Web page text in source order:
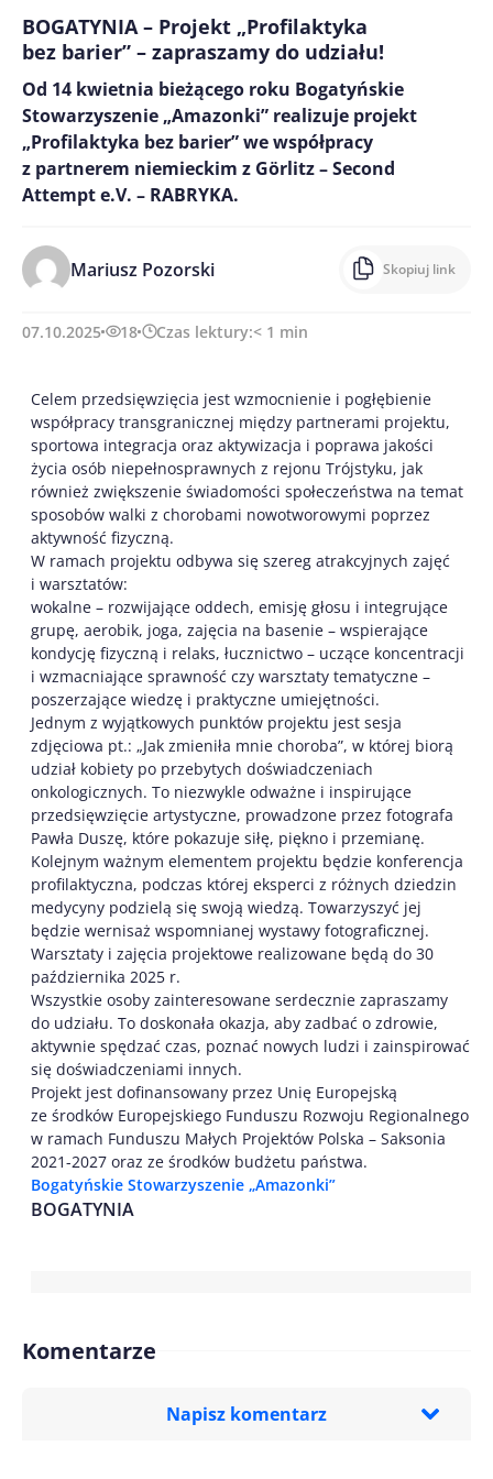
BOGATYNIA – Projekt „Profilaktyka
bez barier” – zapraszamy do udziału!
Od 14 kwietnia bieżącego roku Bogatyńskie
Stowarzyszenie „Amazonki” realizuje projekt
„Profilaktyka bez barier” we współpracy
z partnerem niemieckim z Görlitz – Second
Attempt e.V. – RABRYKA.
Mariusz Pozorski Skopiuj link
07.10.2025 18 Czas lektury:< 1 min
Celem przedsięwzięcia jest wzmocnienie i pogłębienie
współpracy transgranicznej między partnerami projektu,
sportowa integracja oraz aktywizacja i poprawa jakości
życia osób niepełnosprawnych z rejonu Trójstyku, jak
również zwiększenie świadomości społeczeństwa na temat
sposobów walki z chorobami nowotworowymi poprzez
aktywność fizyczną.
W ramach projektu odbywa się szereg atrakcyjnych zajęć
i warsztatów:
wokalne – rozwijające oddech, emisję głosu i integrujące
grupę, aerobik, joga, zajęcia na basenie – wspierające
kondycję fizyczną i relaks, łucznictwo – uczące koncentracji
i wzmacniające sprawność czy warsztaty tematyczne –
poszerzające wiedzę i praktyczne umiejętności.
Jednym z wyjątkowych punktów projektu jest sesja
zdjęciowa pt.: „Jak zmieniła mnie choroba”, w której biorą
udział kobiety po przebytych doświadczeniach
onkologicznych. To niezwykle odważne i inspirujące
przedsięwzięcie artystyczne, prowadzone przez fotografa
Pawła Duszę, które pokazuje siłę, piękno i przemianę.
Kolejnym ważnym elementem projektu będzie konferencja
profilaktyczna, podczas której eksperci z różnych dziedzin
medycyny podzielą się swoją wiedzą. Towarzyszyć jej
będzie wernisaż wspomnianej wystawy fotograficznej.
Warsztaty i zajęcia projektowe realizowane będą do 30
października 2025 r.
Wszystkie osoby zainteresowane serdecznie zapraszamy
do udziału. To doskonała okazja, aby zadbać o zdrowie,
aktywnie spędzać czas, poznać nowych ludzi i zainspirować
się doświadczeniami innych.
Projekt jest dofinansowany przez Unię Europejską
ze środków Europejskiego Funduszu Rozwoju Regionalnego
w ramach Funduszu Małych Projektów Polska – Saksonia
2021-2027 oraz ze środków budżetu państwa.
Bogatyńskie Stowarzyszenie „Amazonki”
BOGATYNIA
Komentarze
Napisz komentarz